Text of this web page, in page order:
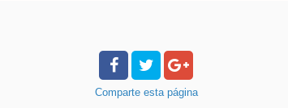
Comparte esta página